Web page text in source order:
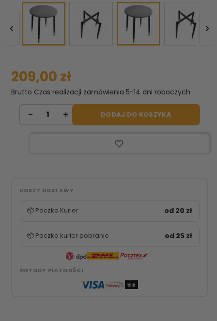
 
209,00 zł
Brutto Czas realizacji zamówienia 5-14 dni roboczych
DODAJ DO KOSZYKA
favorite_border
KOSZT DOSTAWY
📦 Paczka Kurier od 20 zł
📦 Paczka kurier pobranie od 25 zł
METODY PŁATNOŚCI